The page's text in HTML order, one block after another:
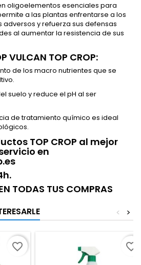
oligoelementos esenciales para
a las plantas enfrentarse a los
y refuerza sus defensas
al aumentar la resistencia de sus
VULCAN TOP CROP:
de los macro nutrientes que se
suelo y reduce el pH al ser
de tratamiento químico es ideal
TOP CROP al mejor
en
TODAS TUS COMPRAS
>
<
favorite_border favorite_border